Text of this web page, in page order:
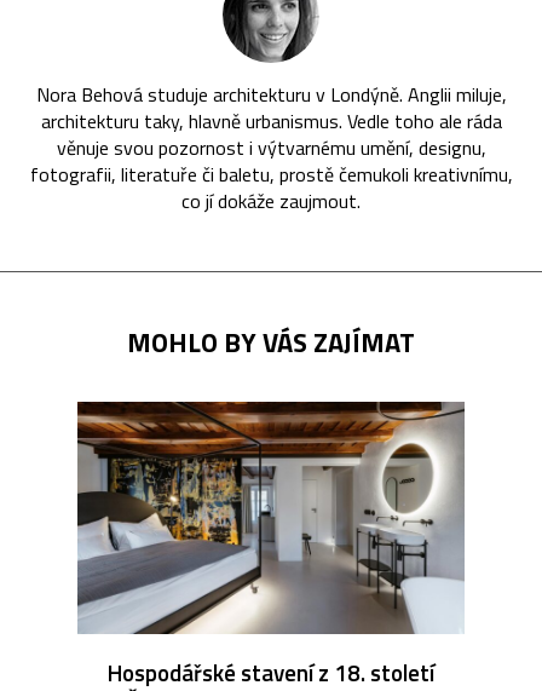
Nora Behová studuje architekturu v Londýně. Anglii miluje,
architekturu taky, hlavně urbanismus. Vedle toho ale ráda
věnuje svou pozornost i výtvarnému umění, designu,
fotografii, literatuře či baletu, prostě čemukoli kreativnímu,
co jí dokáže zaujmout.
MOHLO BY VÁS ZAJÍMAT
Hospodářské stavení z 18. století